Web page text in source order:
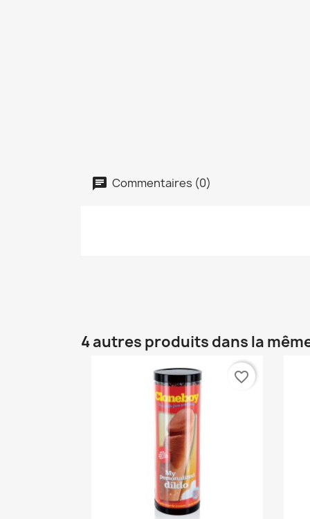
Commentaires (0)
4 autres produits dans la
favorite_border